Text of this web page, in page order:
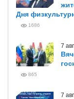
Дня
1686
7
865
7